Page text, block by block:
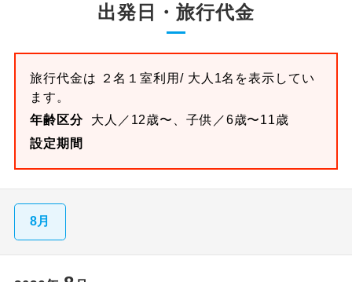
出発日・旅行代金
旅行代金は ２名１室利用/ 大人1名を表示してい
ます。
年齢区分
大人／12歳〜、子供／6歳〜11歳
設定期間
8月